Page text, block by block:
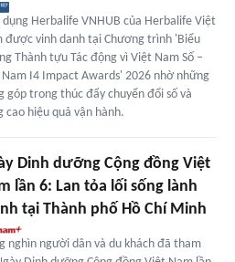
dụng Herbalife VNHUB của Herbalife Việt
được vinh danh tại Chương trình 'Biểu
Thành tựu Tác động vì Việt Nam Số –
I4 Impact Awards' 2026 nhờ những
góp trong thúc đẩy chuyển đổi số và
cao hiệu quả vận hành.
Dinh dưỡng Cộng đồng Việt
lần 6: Lan tỏa lối sống lành
tại Thành phố Hồ Chí Minh
nghìn người dân và du khách đã tham